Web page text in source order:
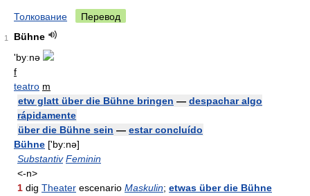
Толкование Перевод
1
Bühne
'byːnə
f
teatro m
etw glatt über die Bühne bringen — despachar algo
rápidamente
über die Bühne sein — estar concluído
Bühne ['by:nə]
Substantiv Feminin
<-n>
1 dig Theater escenario Maskulin; etwas über die Bühne